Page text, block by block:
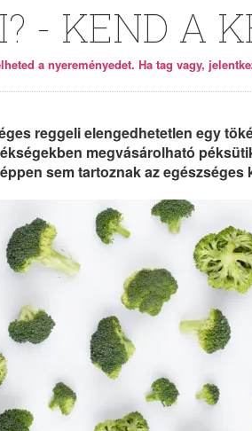
- KEND A
a nyereményedet. Ha tag vagy,
reggeli elengedhetetlen egy
megvásárolható
sem tartoznak az egészséges